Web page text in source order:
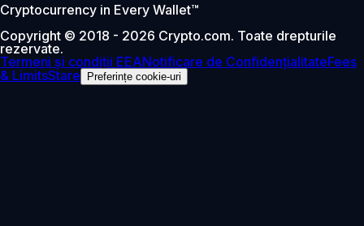
Cryptocurrency in Every Wallet™
Copyright © 2018 - 2026 Crypto.com. Toate drepturile
rezervate.
Termeni și condiții EEANotificare de ConfidențialitateFees
& LimitsStare Preferințe cookie-uri